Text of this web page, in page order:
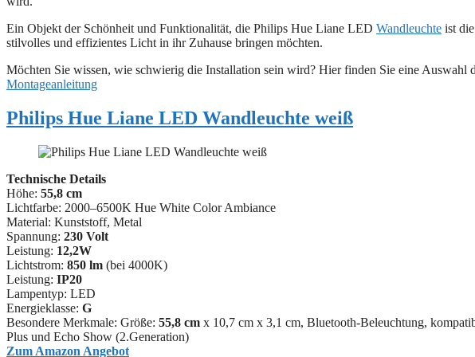
Ein Objekt der Schönheit und Funktionalität, die Philips Hue Liane LED Wandleuchte ist
stilvolles und effizientes Licht in ihr Zuhause bringen möchten.
Möchten Sie wissen, wie schwierig die Installation sein wird? Hier finden Sie eine Auswahl
Montageanleitung
Philips Hue Liane LED Wandleuchte weiß
Technische Details
Höhe: 55,8 cm
Lichtfarbe: 2000–6500K Hue White Color Ambiance
Material: ‎Kunststoff, Metal
Spannung: 230 Volt
Leistung: 12,2W
Lichtstrom: 850 lm (bei 4000K)
Leistung: IP20
Lampentyp: LED
Energieklasse: G
Besondere Merkmale: Größe: 55,8 cm x 10,7 cm x 3,1 cm, Bluetooth-Beleuchtung,
Plus und Echo Show (2.Generation)
Zum Amazon Angebot